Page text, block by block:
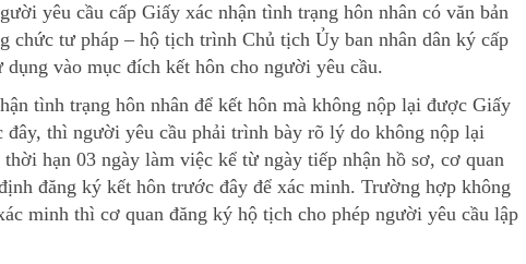
yêu cầu cấp Giấy xác nhận tình trạng hôn nhân có văn bản
chức tư pháp – hộ tịch trình Chủ tịch Ủy ban nhân dân ký cấp
vào mục đích kết hôn cho người yêu cầu.
tình trạng hôn nhân để kết hôn mà không nộp lại được Giấy
đây, thì người yêu cầu phải trình bày rõ lý do không nộp lại
hạn 03 ngày làm việc kể từ ngày tiếp nhận hồ sơ, cơ quan
đăng ký kết hôn trước đây để xác minh. Trường hợp không
minh thì cơ quan đăng ký hộ tịch cho phép người yêu cầu lập